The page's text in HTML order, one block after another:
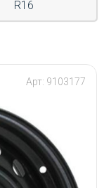
R16
Арт: 9103177